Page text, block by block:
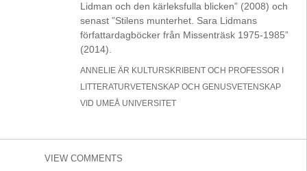
Lidman och den kärleksfulla blicken” (2008) och
senast ”Stilens munterhet. Sara Lidmans
författardagböcker från Missenträsk 1975-1985”
(2014).
ANNELIE ÄR KULTURSKRIBENT OCH PROFESSOR I
LITTERATURVETENSKAP OCH GENUSVETENSKAP
VID UMEÅ UNIVERSITET
VIEW COMMENTS